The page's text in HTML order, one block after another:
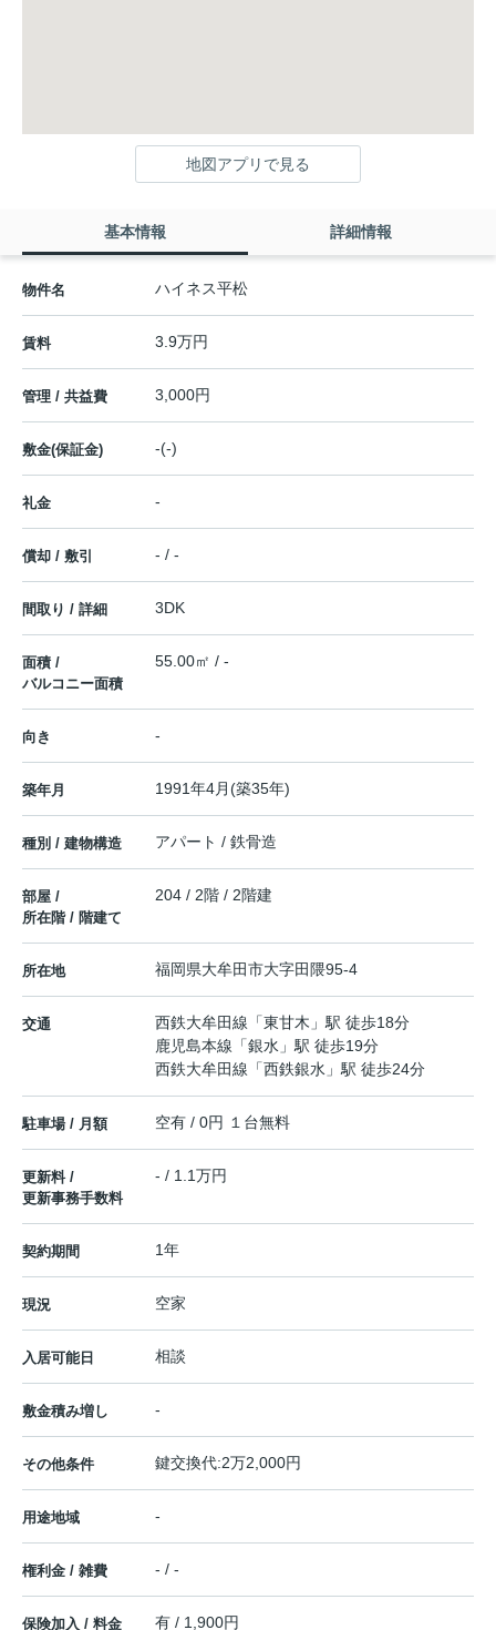
地図アプリで見る
基本情報 詳細情報
物件名 ハイネス平松
賃料 3.9万円
管理 / 共益費 3,000円
敷金(保証金) -(-)
礼金 -
償却 / 敷引 - / -
間取り / 詳細 3DK
面積 /
バルコニー面積
55.00㎡ / -
向き -
築年月 1991年4月(築35年)
種別 / 建物構造 アパート / 鉄骨造
部屋 /
所在階 / 階建て
204 / 2階 / 2階建
所在地 福岡県大牟田市大字田隈95-4
交通 西鉄大牟田線 「東甘木 」駅 徒歩18分
鹿児島本線 「銀水 」駅 徒歩19分
西鉄大牟田線 「西鉄銀水 」駅 徒歩24分
駐車場 / 月額 空有 / 0円 １台無料
更新料 /
更新事務手数料
- / 1.1万円
契約期間 1年
現況 空家
入居可能日 相談
敷金積み増し -
その他条件 鍵交換代:2万2,000円
用途地域 -
権利金 / 雑費 - / -
保険加入 / 料金 有 / 1,900円